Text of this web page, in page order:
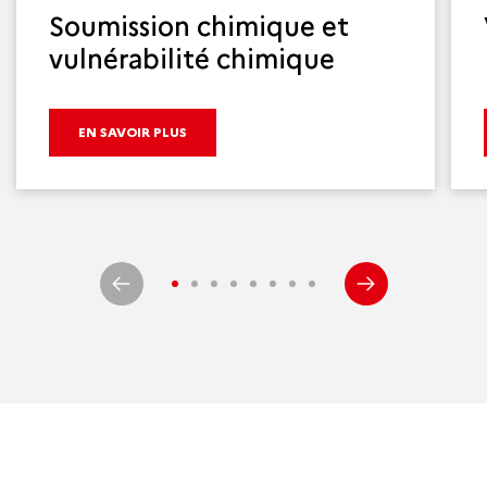
Soumission chimique et
vulnérabilité chimique
EN SAVOIR PLUS